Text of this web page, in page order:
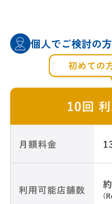
個人でご検討の方